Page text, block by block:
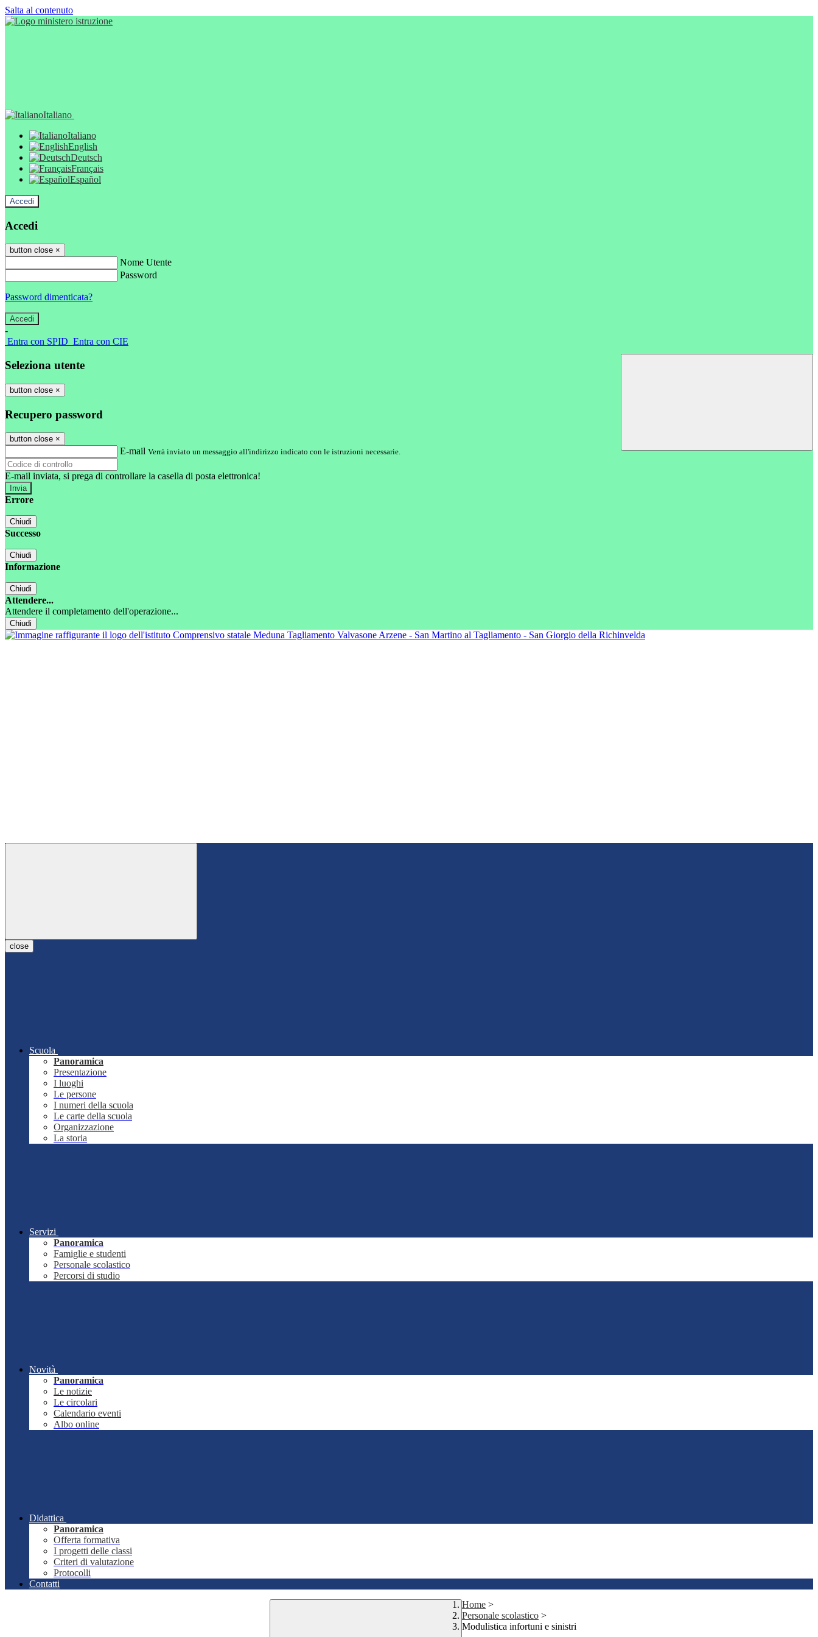
Salta al contenuto
Italiano
Italiano
English
Deutsch
Français
Español
Accedi
Accedi
button close ×
Nome Utente
Password
Password dimenticata?
-
Entra con SPID Entra con CIE
Seleziona utente
button close ×
Recupero password
button close ×
E-mail Verrà inviato un messaggio all'indirizzo indicato con le istruzioni necessarie.
E-mail inviata, si prega di controllare la casella di posta elettronica!
Errore
Chiudi
Successo
Chiudi
Informazione
Chiudi
Attendere...
Attendere il completamento dell'operazione...
Chiudi
close
Scuola
Panoramica
Presentazione
I luoghi
Le persone
I numeri della scuola
Le carte della scuola
Organizzazione
La storia
Servizi
Panoramica
Famiglie e studenti
Personale scolastico
Percorsi di studio
Novità
Panoramica
Le notizie
Le circolari
Calendario eventi
Albo online
Didattica
Panoramica
Offerta formativa
I progetti delle classi
Criteri di valutazione
Protocolli
Contatti
Home >
Personale scolastico >
Modulistica infortuni e sinistri